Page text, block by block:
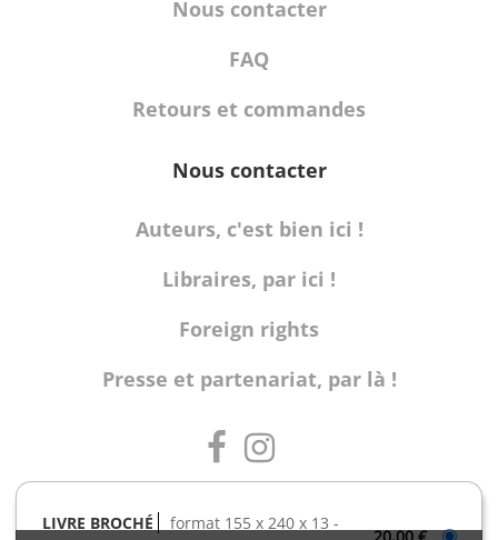
LIVRE BROCHÉ format 155 x 240 x 13
Nous contacter
FAQ
Retours et commandes
Nous contacter
Auteurs, c'est bien ici !
Libraires, par ici !
Foreign rights
Presse et partenariat, par là !